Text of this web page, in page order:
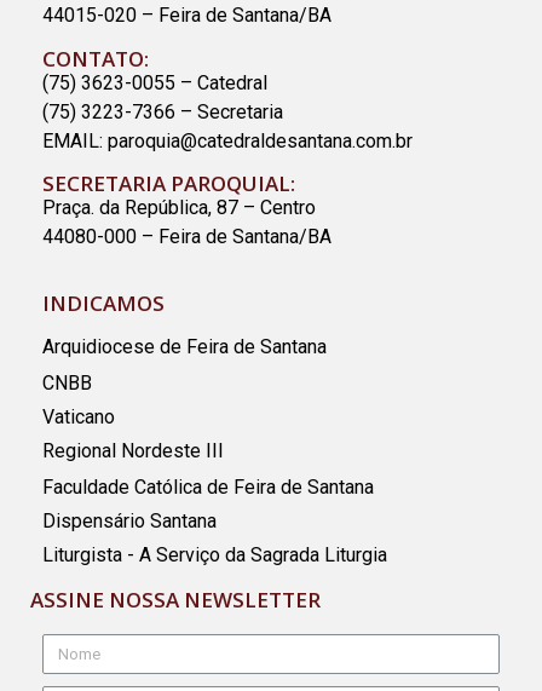
44015-020 – Feira de Santana/BA
CONTATO:
(75) 3623-0055 – Catedral
(75) 3223-7366 – Secretaria
EMAIL: paroquia@catedraldesantana.com.br
SECRETARIA PAROQUIAL:
Praça. da República, 87 – Centro
44080-000 – Feira de Santana/BA
INDICAMOS
Arquidiocese de Feira de Santana
CNBB
Vaticano
Regional Nordeste III
Faculdade Católica de Feira de Santana
Dispensário Santana
Liturgista - A Serviço da Sagrada Liturgia
ASSINE NOSSA NEWSLETTER